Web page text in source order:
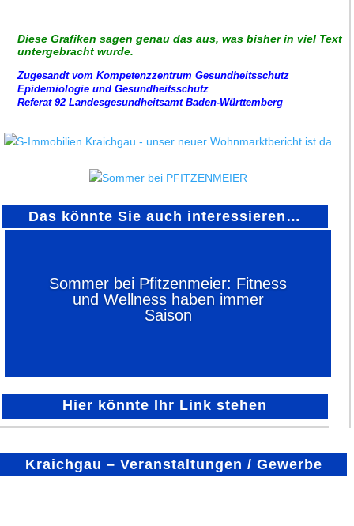
Diese Grafiken sagen genau das aus, was bisher in viel Text
untergebracht wurde.
Zugesandt vom Kompetenzzentrum Gesundheitsschutz
Epidemiologie und Gesundheitsschutz
Referat 92 Landesgesundheitsamt Baden-Württemberg
Das könnte Sie auch interessieren…
Sommer bei Pfitzenmeier: Fitness
und Wellness haben immer
Saison
Hier könnte Ihr Link stehen
Kraichgau – Veranstaltungen / Gewerbe